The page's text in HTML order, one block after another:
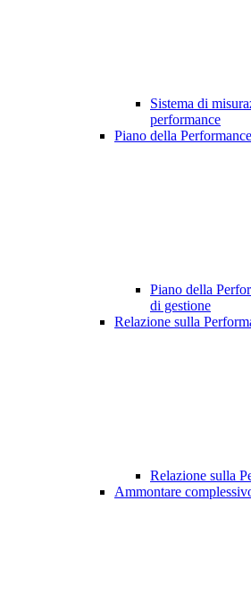
Sistema di
performance
Piano della Performance
Piano della
di gestione
Relazione sulla
Relazione sulla
Ammontare